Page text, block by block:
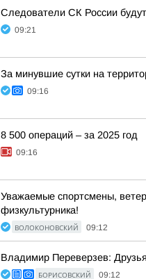
Следователи СК России
09:21
За минувшие сутки на
09:16
8 500 операций – за 2025 год
09:16
Уважаемые спортсмены,
физкультурника!
ВОЛОКОНОВСКИЙ 09:12
Владимир Переверзев:
БОРИСОВСКИЙ 09:12